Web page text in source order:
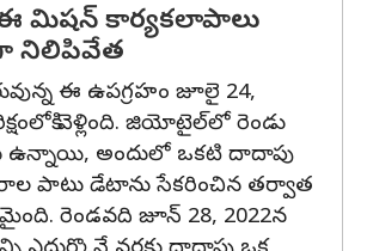
ఈ మిషన్ కార్యకలాపాలు
నిలిపివేత
ఈ ఉపగ్రహం జూలై 24,
వెళ్లింది. జియోటైల్‌లో రెండు
ఉన్నాయి, అందులో ఒకటి దాదాపు
పాటు డేటాను సేకరించిన తర్వాత
రెండవది జూన్ 28, 2022న